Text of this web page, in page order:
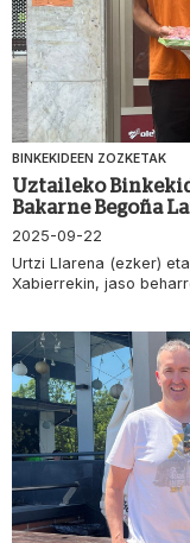
BINKEKIDEEN ZOZKETAK
Uztaileko
Bakarne Begoña
2025-09-22
Urtzi Llarena (ezker)
Xabierrekin, jaso